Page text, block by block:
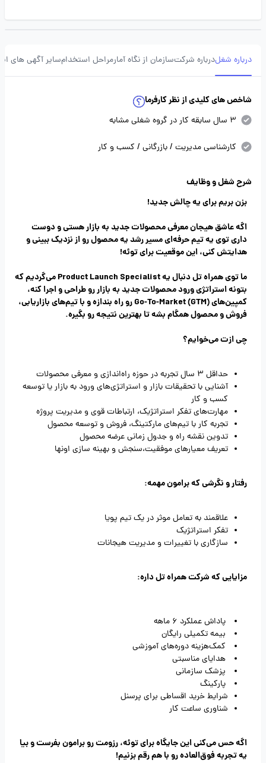
درباره شغلدرباره شرکتسازمان از نگاه آمارمراحل استخدامسایر آگهی های
شاخص های کلیدی از نظر کارفرما
3 سال سابقه کار در گروه شغلی مشابه
کارشناسی مدیریت / بازرگانی / کسب و کار
شرح شغل و وظایف
بزن بریم برای یه چالش جدید!
اگه عاشق هیجان معرفی محصولات جدید به بازار هستی و دوست
داری توی یه تیم حرفه‌ای مسیر رشد یه محصول رو از نزدیک ببینی و
هدایتش کنی، این موقعیت برای توئه!
ما توی همراه تل دنبال یه Product Launch Specialist می‌گردیم که
بتونه استراتژی ورود محصولات جدید به بازار رو طراحی و اجرا کنه،
کمپین‌های Go-To-Market (GTM) رو راه بندازه و با تیم‌های بازاریابی،
فروش و محصول همگام بشه تا بهترین نتیجه رو بگیره.
چی ازت می‌خوایم؟
حداقل 3 سال تجربه در حوزه راه‌اندازی و معرفی محصولات
آشنایی با تحقیقات بازار و استراتژی‌های ورود به بازار یا توسعه
کسب و کار
مهارت‌های تفکر استراتژیک، ارتباطات قوی و مدیریت پروژه
تجربه کار با تیم‌های مارکتینگ، فروش و توسعه محصول
تدوین نقشه راه و جدول زمانی عرضه محصول
تعریف معیارهای موفقیت،سنجش و بهینه سازی اونها
رفتار و نگرشی که برامون مهمه:
علاقمند به تعامل موثر در یک تیم پویا
تفکر استراتژیک
سازگاری با تغییرات و مدیریت هیجانات
مزایایی که شرکت همراه تل داره:
پاداش عملکرد 6 ماهه
بیمه تکمیلی رایگان
کمک‌هزینه دوره‌های آموزشی
هدایای مناسبتی
پزشک سازمانی
پارکینگ
شرایط خرید اقساطی برای پرسنل
شناوری ساعت کار
اگه حس می‌کنی این جایگاه برای توئه، رزومت رو برامون بفرست و بیا
یه تجربه فوق‌العاده رو با هم رقم بزنیم!